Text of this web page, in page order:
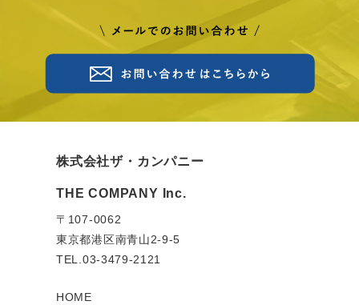
株式会社ザ・カンパニー
THE COMPANY Inc.
〒107-0062
東京都港区南青山2-9-5
TEL.03-3479-2121
HOME